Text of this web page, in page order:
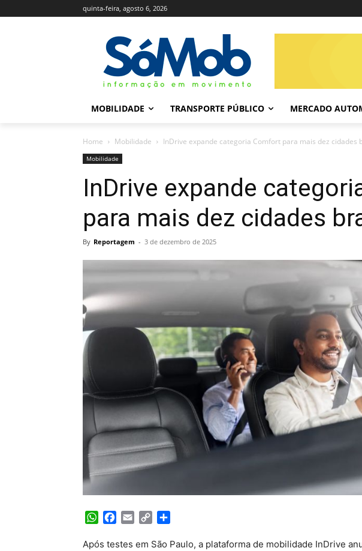
quinta-feira, agosto 6, 2026
MOBILIDADE TRANSPORTE PÚBLICO MERCADO
Home Mobilidade InDrive expande categoria Comfort para mais dez cidades
Mobilidade
InDrive expande
para mais dez cidades
By Reportagem - 3 de dezembro de 2025
WhatsApp
Facebook
Email Copy
Após testes em São Paulo, a plataforma de mobilidade InDrive